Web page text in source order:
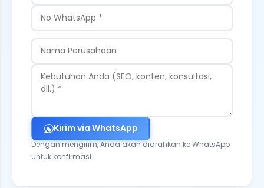
Kirim via WhatsApp
Dengan mengirim, Anda akan diarahkan ke WhatsApp
untuk konfirmasi.